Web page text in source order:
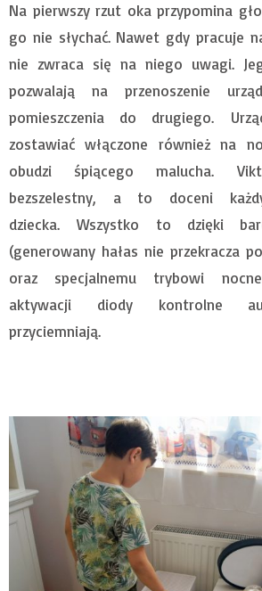
Na pierwszy rzut oka przypomina
go nie słychać. Nawet gdy pracuje
nie zwraca się na niego uwagi.
pozwalają na przenoszenie
pomieszczenia do drugiego.
zostawiać włączone również na
obudzi śpiącego malucha.
bezszelestny, a to doceni
dziecka. Wszystko to dzięki
(generowany hałas nie przekracza
oraz specjalnemu trybowi
aktywacji diody kontrolne
przyciemniają.